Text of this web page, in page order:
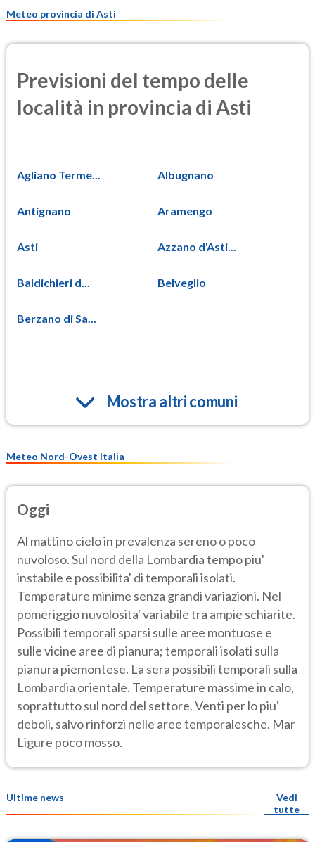
Meteo provincia di Asti
Previsioni del tempo delle
località in provincia di Asti
Agliano Terme... Albugnano
Antignano Aramengo
Asti Azzano d'Asti...
Baldichieri d... Belveglio
Berzano di Sa...
Mostra altri comuni
Meteo Nord-Ovest Italia
Oggi
Al mattino cielo in prevalenza sereno o poco
nuvoloso. Sul nord della Lombardia tempo piu'
instabile e possibilita' di temporali isolati.
Temperature minime senza grandi variazioni. Nel
pomeriggio nuvolosita' variabile tra ampie schiarite.
Possibili temporali sparsi sulle aree montuose e
sulle vicine aree di pianura; temporali isolati sulla
pianura piemontese. La sera possibili temporali sulla
Lombardia orientale. Temperature massime in calo,
soprattutto sul nord del settore. Venti per lo piu'
deboli, salvo rinforzi nelle aree temporalesche. Mar
Ligure poco mosso.
Ultime news
Vedi
tutte